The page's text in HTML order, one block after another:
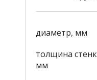
диаметр, мм
толщина
мм